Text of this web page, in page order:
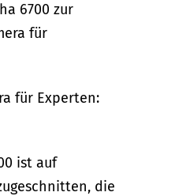
6700 zur
für
für Experten:
ist auf
die